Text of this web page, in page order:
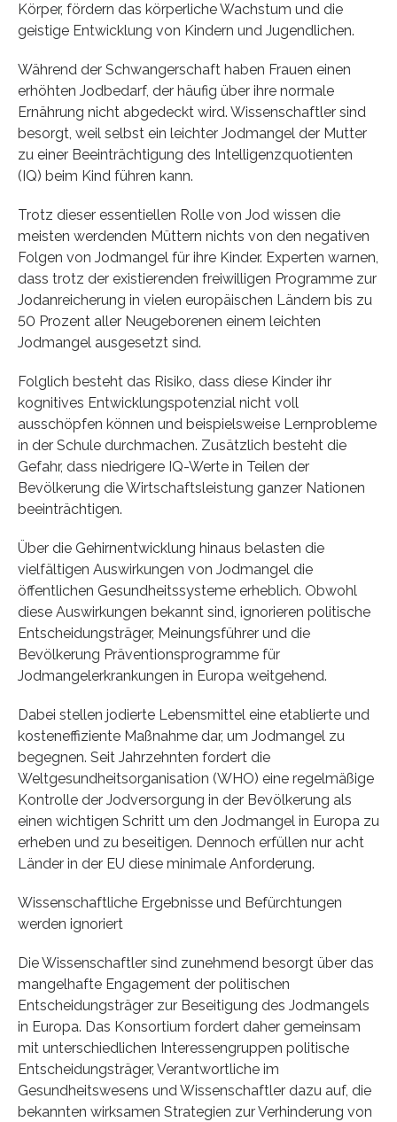
Körper, fördern das körperliche Wachstum und die
geistige Entwicklung von Kindern und Jugendlichen.
Während der Schwangerschaft haben Frauen einen
erhöhten Jodbedarf, der häufig über ihre normale
Ernährung nicht abgedeckt wird. Wissenschaftler sind
besorgt, weil selbst ein leichter Jodmangel der Mutter
zu einer Beeinträchtigung des Intelligenzquotienten
(IQ) beim Kind führen kann.
Trotz dieser essentiellen Rolle von Jod wissen die
meisten werdenden Müttern nichts von den negativen
Folgen von Jodmangel für ihre Kinder. Experten warnen,
dass trotz der existierenden freiwilligen Programme zur
Jodanreicherung in vielen europäischen Ländern bis zu
50 Prozent aller Neugeborenen einem leichten
Jodmangel ausgesetzt sind.
Folglich besteht das Risiko, dass diese Kinder ihr
kognitives Entwicklungspotenzial nicht voll
ausschöpfen können und beispielsweise Lernprobleme
in der Schule durchmachen. Zusätzlich besteht die
Gefahr, dass niedrigere IQ-Werte in Teilen der
Bevölkerung die Wirtschaftsleistung ganzer Nationen
beeinträchtigen.
Über die Gehirnentwicklung hinaus belasten die
vielfältigen Auswirkungen von Jodmangel die
öffentlichen Gesundheitssysteme erheblich. Obwohl
diese Auswirkungen bekannt sind, ignorieren politische
Entscheidungsträger, Meinungsführer und die
Bevölkerung Präventionsprogramme für
Jodmangelerkrankungen in Europa weitgehend.
Dabei stellen jodierte Lebensmittel eine etablierte und
kosteneffiziente Maßnahme dar, um Jodmangel zu
begegnen. Seit Jahrzehnten fordert die
Weltgesundheitsorganisation (WHO) eine regelmäßige
Kontrolle der Jodversorgung in der Bevölkerung als
einen wichtigen Schritt um den Jodmangel in Europa zu
erheben und zu beseitigen. Dennoch erfüllen nur acht
Länder in der EU diese minimale Anforderung.
Wissenschaftliche Ergebnisse und Befürchtungen
werden ignoriert
Die Wissenschaftler sind zunehmend besorgt über das
mangelhafte Engagement der politischen
Entscheidungsträger zur Beseitigung des Jodmangels
in Europa. Das Konsortium fordert daher gemeinsam
mit unterschiedlichen Interessengruppen politische
Entscheidungsträger, Verantwortliche im
Gesundheitswesens und Wissenschaftler dazu auf, die
bekannten wirksamen Strategien zur Verhinderung von